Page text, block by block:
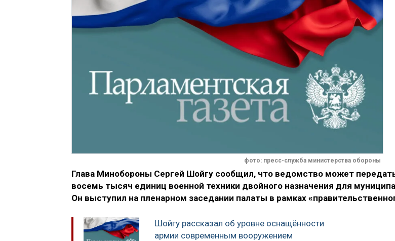
фото: пресс-служба министерства обороны
Глава Минобороны Сергей Шойгу сообщил, что ведомство может
восемь тысяч единиц военной техники двойного назначения для
Он выступил на пленарном заседании палаты в рамках
Шойгу рассказал об уровне оснащённости
армии современным вооружением